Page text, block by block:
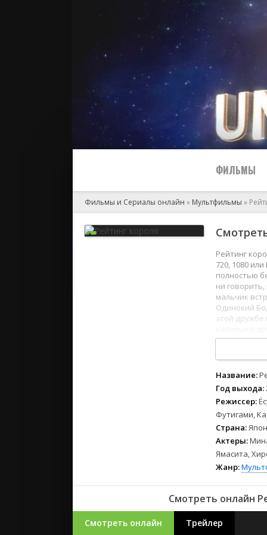
ФИЛЬМЫ
2024
2023
2022
2021
Фильмы и Сериалы онлайн » Мультфильмы »
Рейтинг
720, 1080
полностью
ни
мальчик
Одинокий
этой дружбе
королём.
Название:
Год выхода:
Режиссер:
Футигами,
Страна:
Актеры:
Ямасита,
Жанр:
Смотреть онлайн
Смотреть онлайн Трейлер